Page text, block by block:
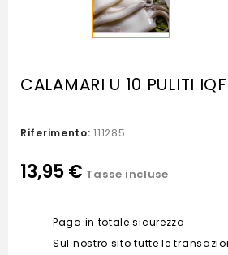
CALAMARI U 10 PULITI
Riferimento: 111285
13,95 € Tasse incluse
Paga in totale sicurezza
Sul nostro sito tutte le